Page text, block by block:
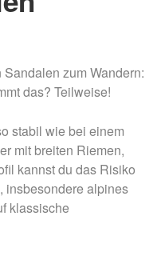
zum Wandern:
das? Teilweise!
stabil wie bei einem
mit breiten Riemen,
kannst du das Risiko
insbesondere alpines
klassische